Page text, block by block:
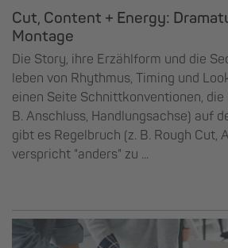
Cut, Content + Energy:
Montage
Die Story, ihre Erzählform und die
leben von Rhythmus, Timing und
einen Seite Schnittkonventionen, die
B. Anschluss, Handlungsachse) auf
gibt es Regelbruch (z. B. Rough Cut,
verspricht "anders" zu ...